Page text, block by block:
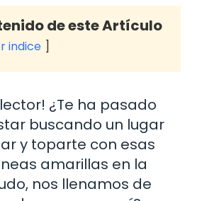
de este Artículo
indice
¿Te ha pasado
buscando un lugar
y toparte con esas
amarillas en la
nos llenamos de